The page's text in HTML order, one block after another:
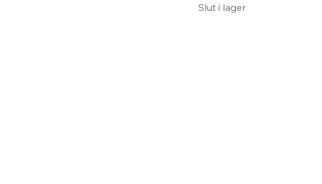
Slut i lager